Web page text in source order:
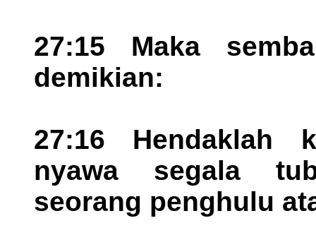
27:15 Maka
demikian:
27:16 Hendaklah
nyawa segala
seorang penghulu